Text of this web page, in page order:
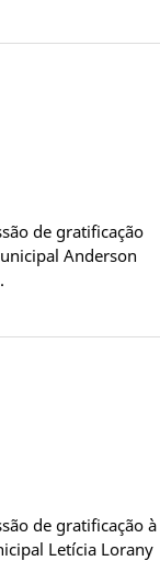
de gratificação
Anderson
de gratificação à
Letícia Lorany